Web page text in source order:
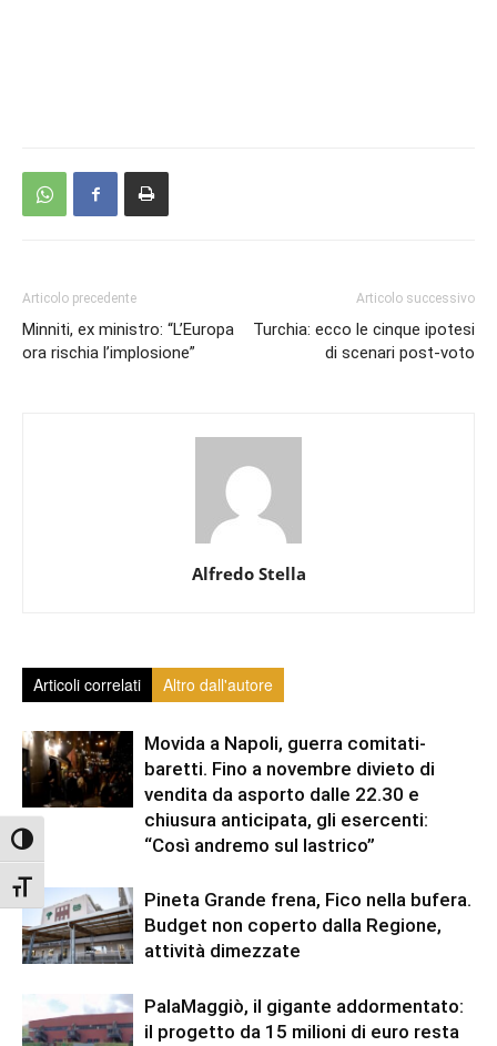
Attiva/disattiva alto contrasto
Attiva/disattiva dimensione testo
Articolo precedente
Minniti, ex ministro: “L’Europa
ora rischia l’implosione”
Articolo successivo
Turchia: ecco le cinque ipotesi
di scenari post-voto
Alfredo Stella
Articoli correlati Altro dall'autore
Movida a Napoli, guerra comitati-
baretti. Fino a novembre divieto di
vendita da asporto dalle 22.30 e
chiusura anticipata, gli esercenti:
“Così andremo sul lastrico”
Pineta Grande frena, Fico nella bufera.
Budget non coperto dalla Regione,
attività dimezzate
PalaMaggiò, il gigante addormentato:
il progetto da 15 milioni di euro resta